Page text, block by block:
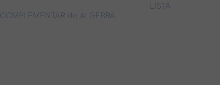
LISTA
COMPLEMENTAR de ÁLGEBRA